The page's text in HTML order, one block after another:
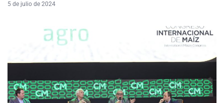
5 de julio de 2024